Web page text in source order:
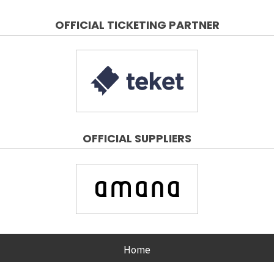
OFFICIAL TICKETING PARTNER
OFFICIAL SUPPLIERS
Home